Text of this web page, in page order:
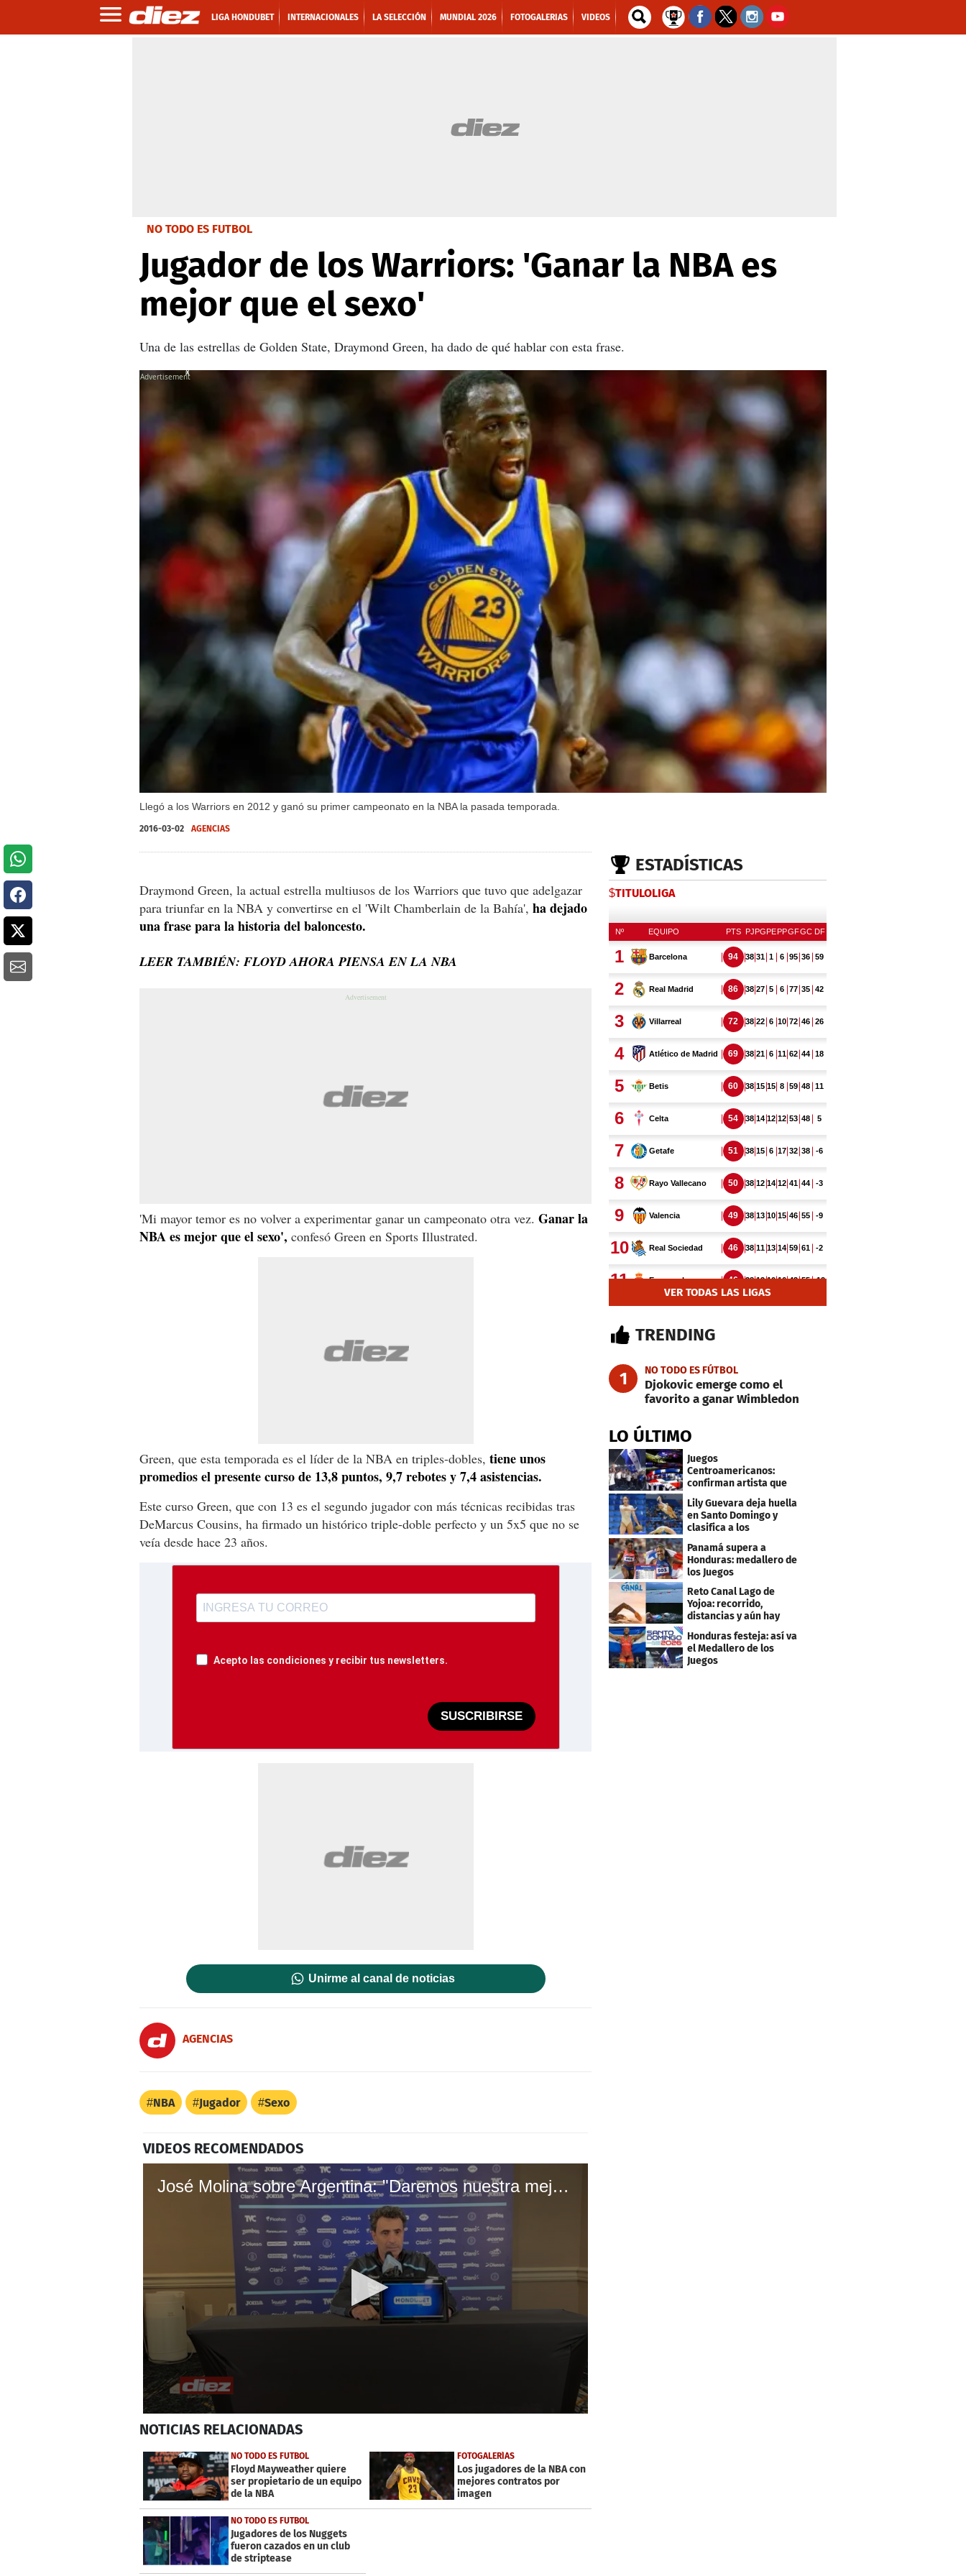
LIGA HONDUBET INTERNACIONALES LA SELECCIÓN MUNDIAL 2026 FOTOGALERIAS VIDEOS
NO TODO ES FUTBOL
Jugador de los Warriors: 'Ganar la NBA es
mejor que el sexo'
Una de las estrellas de Golden State, Draymond Green, ha dado de qué hablar con esta frase.
Llegó a los Warriors en 2012 y ganó su primer campeonato en la NBA la pasada temporada.
X
2016-03-02 AGENCIAS
Draymond Green, la actual estrella multiusos de los Warriors que tuvo que adelgazar
para triunfar en la NBA y convertirse en el 'Wilt Chamberlain de la Bahía', ha dejado
una frase para la historia del baloncesto.
LEER TAMBIÉN: FLOYD AHORA PIENSA EN LA NBA
'Mi mayor temor es no volver a experimentar ganar un campeonato otra vez. Ganar la
NBA es mejor que el sexo', confesó Green en Sports Illustrated.
Green, que esta temporada es el líder de la NBA en triples-dobles, tiene unos
promedios el presente curso de 13,8 puntos, 9,7 rebotes y 7,4 asistencias.
Este curso Green, que con 13 es el segundo jugador con más técnicas recibidas tras
DeMarcus Cousins, ha firmado un histórico triple-doble perfecto y un 5x5 que no se
veía desde hace 23 años.
Acepto las condiciones y recibir tus newsletters.
SUSCRIBIRSE
Unirme al canal de noticias
AGENCIAS
NBA Jugador Sexo
VIDEOS RECOMENDADOS
José Molina sobre Argentina: "Daremos nuestra mejor versión; saldremos a ganar"
seconds
15
minutes,
22
secondsVolume
0%
NOTICIAS RELACIONADAS
NO TODO ES FUTBOL
Floyd Mayweather quiere
ser propietario de un equipo
de la NBA
FOTOGALERÍAS
Los jugadores de la NBA con
mejores contratos por
imagen
NO TODO ES FUTBOL
Jugadores de los Nuggets
fueron cazados en un club
de striptease
ESTADÍSTICAS
$TITULOLIGA
VER TODAS LAS LIGAS
TRENDING
1 NO TODO ES FÚTBOL
Djokovic emerge como el
favorito a ganar Wimbledon
LO ÚLTIMO
Juegos
Centroamericanos:
confirman artista que
cantará en la ceremonia
de clausura
Lily Guevara deja huella
en Santo Domingo y
clasifica a los
Panamericanos de Lima
2027
Panamá supera a
Honduras: medallero de
los Juegos
Centroamericanos
Reto Canal Lago de
Yojoa: recorrido,
distancias y aún hay
Honduras festeja: así va
el Medallero de los
Juegos